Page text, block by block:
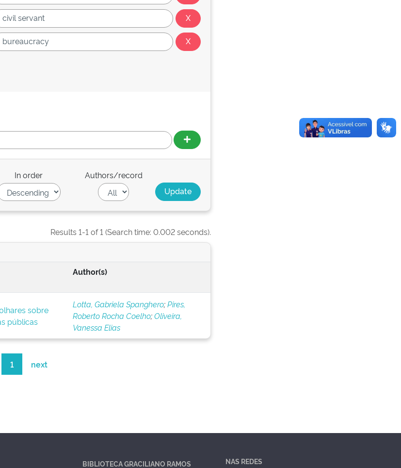
In order Authors/record
Results 1-1 of 1 (Search time: 0.002 seconds).
Author(s)
sobre
públicas
Lotta, Gabriela Spanghero;Pires,
Roberto Rocha Coelho;Oliveira,
Vanessa Elias
1 next
BIBLIOTECA GRACILIANO RAMOS NAS REDES